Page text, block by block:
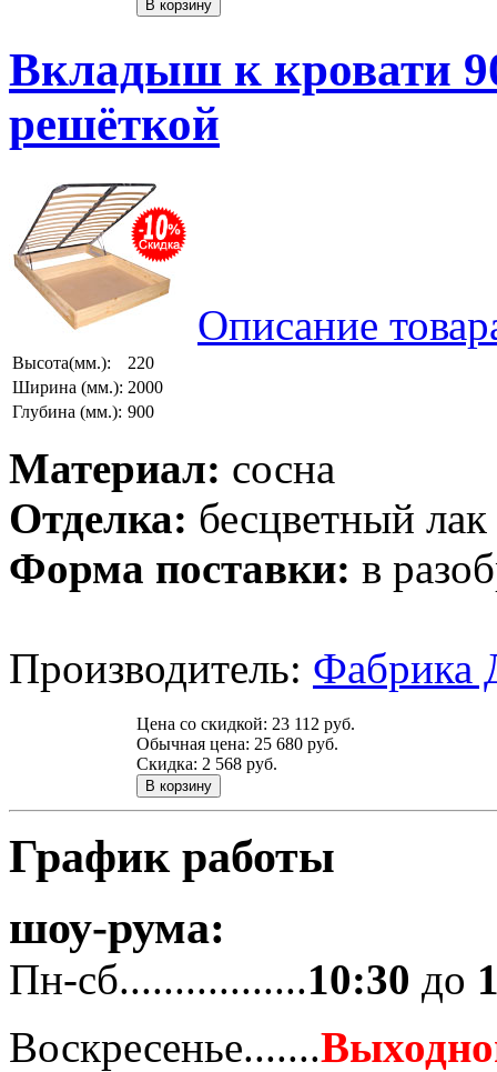
Вкладыш к кровати
решёткой
Описание
Высота(мм.):
220
Ширина (мм.): 2000
Глубина (мм.): 900
Материал: сосна
Отделка: бесцветный лак
Форма поставки: в
Производитель: Фабрика
Цена со скидкой: 23 112 руб.
Обычная цена: 25 680 руб.
Скидка: 2 568 руб.
График работы
шоу-рума:
Пн-сб.................10:30 до
Воскресенье.......